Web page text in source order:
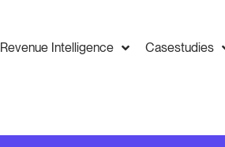
Revenue Intelligence Casestudies